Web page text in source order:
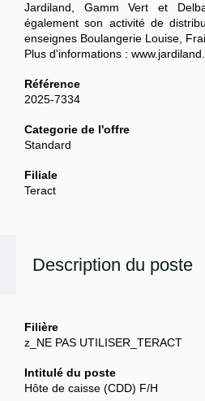
Description du poste
Filière
z_NE PAS UTILISER_TERACT
Intitulé du poste
Hôte de caisse (CDD) F/H
Jardiland, Gamm Vert et
également son activité de
enseignes Boulangerie Louise,
Plus d'informations :
Référence
2025-7334
Categorie de l'offre
Standard
Filiale
Teract